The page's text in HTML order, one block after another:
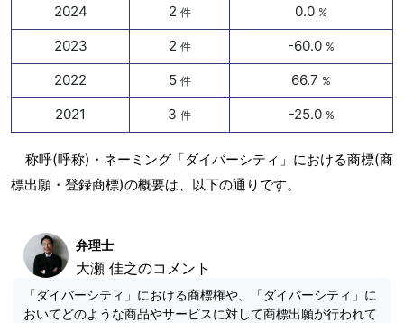
2024 2 件 0.0 %
2023 2 件 -60.0 %
2022 5 件 66.7 %
2021 3 件 -25.0 %
称呼(呼称)・ネーミング「ダイバーシティ」における商標(商
標出願・登録商標)の概要は、以下の通りです。
弁理士
大瀬 佳之のコメント
「ダイバーシティ」における商標権や、「ダイバーシティ」に
おいてどのような商品やサービスに対して商標出願が行われて